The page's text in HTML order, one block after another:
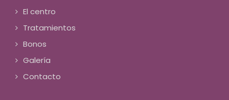
El centro
Tratamientos
Bonos
Galería
Contacto